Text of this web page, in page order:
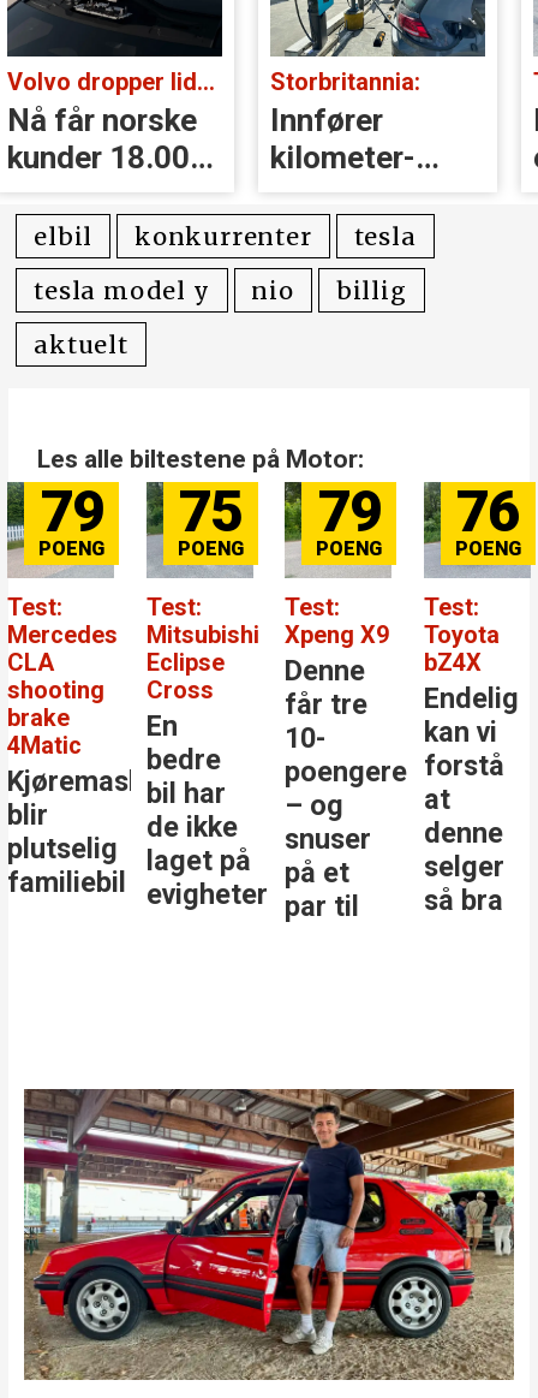
Volvo dropper lidar for godt:
Nå får norske
kunder 18.000
kr i erstatning
Storbritannia:
Innfører
kilometer­
avgift for
elbiler
elbil konkurrenter
tesla
tesla model y
nio
billig
aktuelt
Les alle biltestene på Motor:
79
Test:
Mercedes
CLA
shooting
brake
4Matic
Kjøremaskinen
blir
plutselig
familiebil
75
Test:
Mitsubishi
Eclipse
Cross
En
bedre
bil har
de ikke
laget på
evigheter
79
Test:
Xpeng X9
Denne
får tre
10-
poengere
– og
snuser
på et
par til
76
Test:
Toyota
bZ4X
Endelig
kan vi
forstå
at
denne
selger
så bra